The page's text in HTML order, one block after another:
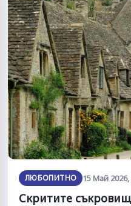
ЛЮБОПИТНО 15 Май 2026,
Скритите